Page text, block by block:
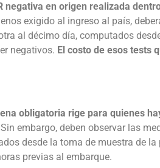
negativa en origen realizada
exigido al ingreso al país,
al décimo día, computados
negativos. El costo de esos tests
obligatoria rige para quienes
embargo, deben observar las
desde la toma de muestra de la
previas al embarque.